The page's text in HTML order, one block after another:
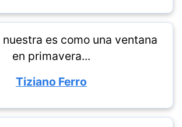
es como una ventana
en primavera...
Tiziano Ferro